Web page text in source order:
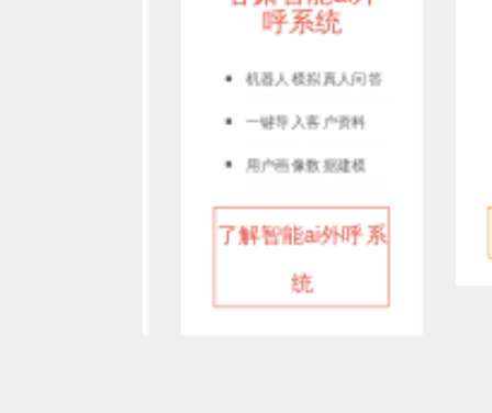
呼系统
机器人模拟真人问答
一键导入客户资料
用户画像数据建模
了解智能ai外呼系